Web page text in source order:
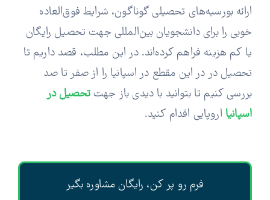
وبلاگ
اخبار
ارائه بورسیه‌های تحصیلی گوناگون، شرایط فوق‌العاده
خوبی را برای دانشجویان بین‌المللی جهت تحصیل رایگان
یا کم هزینه فراهم کرده‌اند. در این مطلب، قصد داریم تا
تحصیل در در این مقطع در اسپانیا را از صفر تا صد
بررسی کنیم تا بتوانید با دیدی باز جهتتحصیل در
اسپانیا اروپایی اقدام کنید.
فرم رو پر کن، رایگان مشاوره بگیر